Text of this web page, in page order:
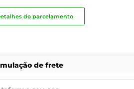
do parcelamento
de frete